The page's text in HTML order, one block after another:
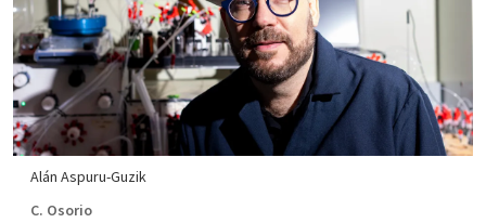
Alán Aspuru-Guzik
C. Osorio